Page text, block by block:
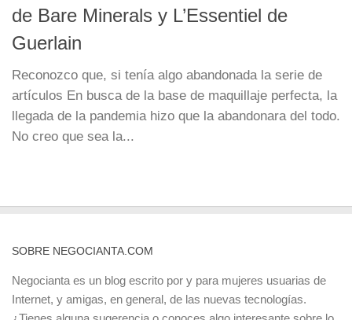
de Bare Minerals y L’Essentiel de
Guerlain
Reconozco que, si tenía algo abandonada la serie de
artículos En busca de la base de maquillaje perfecta, la
llegada de la pandemia hizo que la abandonara del todo.
No creo que sea la...
SOBRE NEGOCIANTA.COM
Negocianta es un blog escrito por y para mujeres usuarias de
Internet, y amigas, en general, de las nuevas tecnologías.